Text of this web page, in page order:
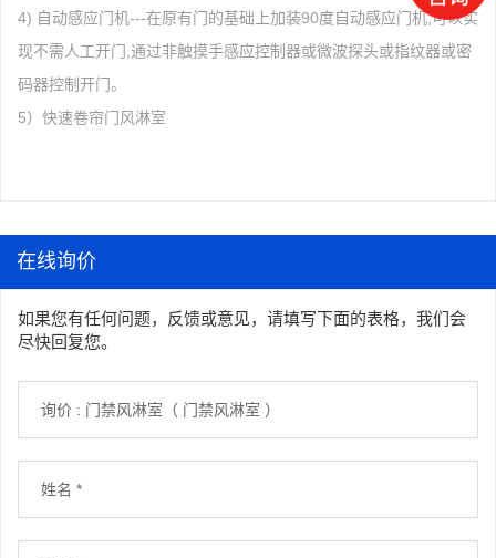
4) 自动感应门机---在原有门的基础上加装90度自动感应门机,可以实
现不需人工开门,通过非触摸手感应控制器或微波探头或指纹器或密
码器控制开门。
5）快速卷帘门风淋室
在线询价
如果您有任何问题，反馈或意见，请填写下面的表格，我们会
尽快回复您。